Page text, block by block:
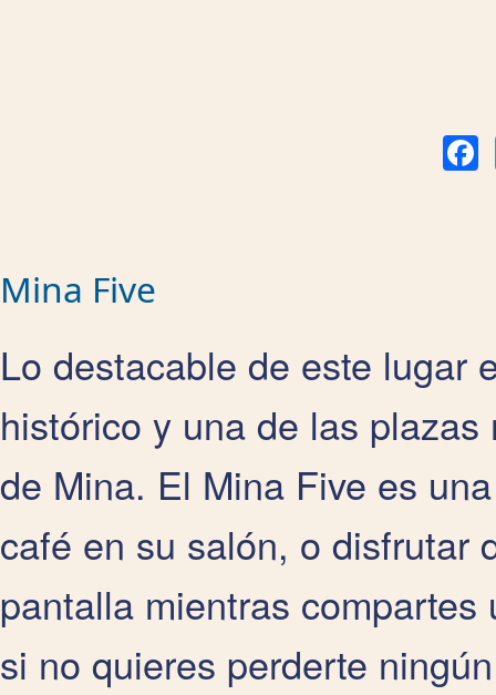
Mina Five
Lo destacable de este lugar
histórico y una de las
de Mina. El Mina Five es
café en su salón, o disfrutar
pantalla mientras
si no quieres perderte